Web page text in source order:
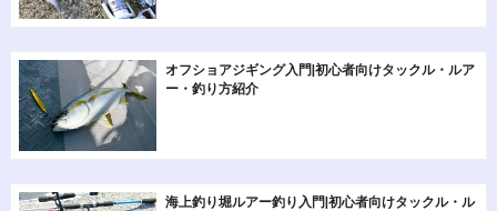
オフショアジギング入門|初心者向けタックル・ルア
ー・釣り方紹介
海上釣り堀ルアー釣り入門|初心者向けタックル・ル